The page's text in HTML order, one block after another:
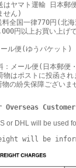
はヤマト運輸 日本郵
せん)
全国一律770円(北
円以上お買い上げ
ル便(ゆうパケット)
：メール便(日本郵便
はポストに投函され
の紛失保障ございま
Overseas
or DHL will be used
will be